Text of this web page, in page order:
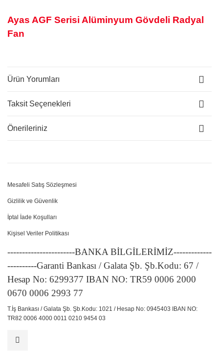
Ayas AGF Serisi Alüminyum Gövdeli Radyal
Fan
Ürün Yorumları
Taksit Seçenekleri
Önerileriniz
Mesafeli Satış Sözleşmesi
Gizlilik ve Güvenlik
İptal İade Koşulları
Kişisel Veriler Politikası
-----------------------BANKA BİLGİLERİMİZ-------------
----------Garanti Bankası / Galata Şb. Şb.Kodu: 67 /
Hesap No: 6299377 IBAN NO: TR59 0006 2000
0670 0006 2993 77
T.İş Bankası / Galata Şb. Şb.Kodu: 1021 / Hesap No: 0945403 IBAN NO:
TR82 0006 4000 0011 0210 9454 03